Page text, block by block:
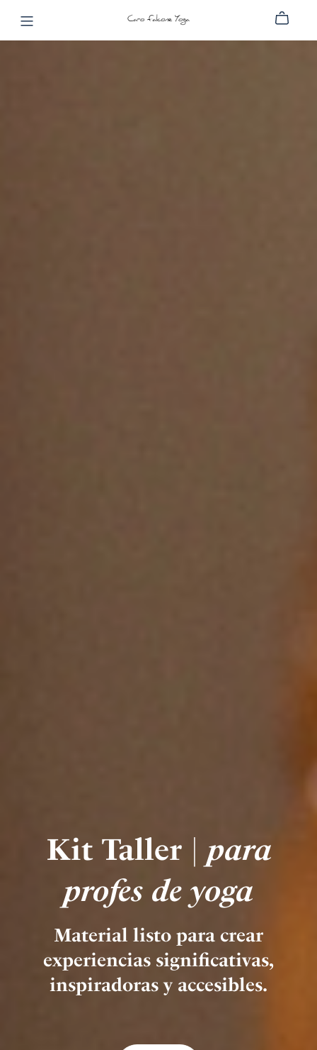
Kit Taller | para
profes de yoga
Material listo para crear
experiencias significativas,
inspiradoras y accesibles.